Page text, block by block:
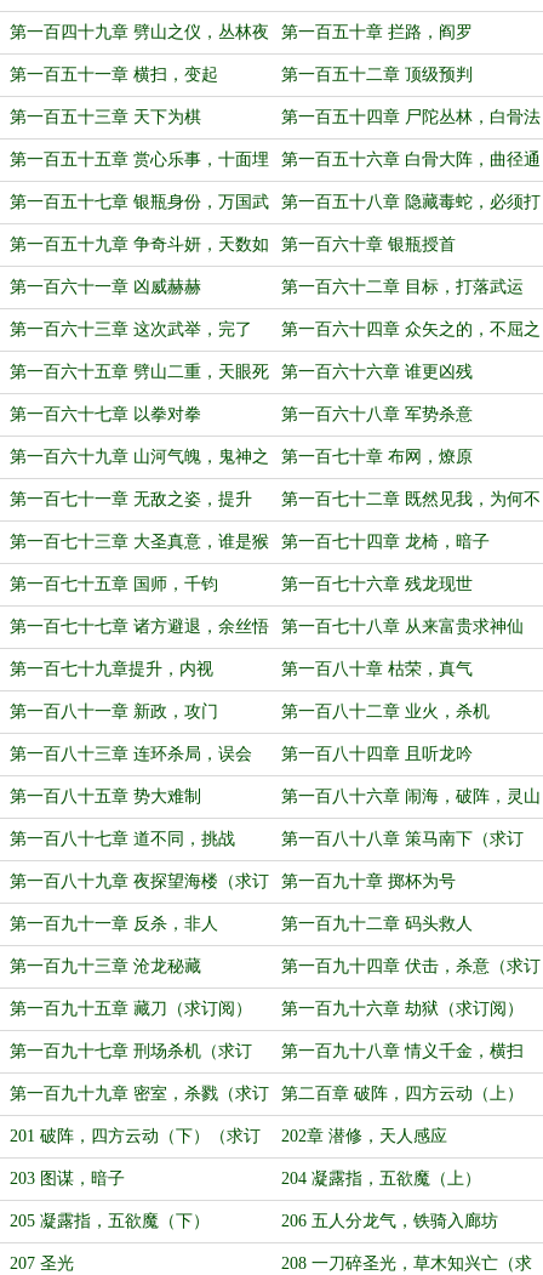
第一百四十九章 劈山之仪，丛林夜
袭
第一百五十章 拦路，阎罗
第一百五十一章 横扫，变起 第一百五十二章 顶级预判
第一百五十三章 天下为棋 第一百五十四章 尸陀丛林，白骨法
相
第一百五十五章 赏心乐事，十面埋
伏
第一百五十六章 白骨大阵，曲径通
幽
第一百五十七章 银瓶身份，万国武
争
第一百五十八章 隐藏毒蛇，必须打
死
第一百五十九章 争奇斗妍，天数如
此
第一百六十章 银瓶授首
第一百六十一章 凶威赫赫 第一百六十二章 目标，打落武运
第一百六十三章 这次武举，完了 第一百六十四章 众矢之的，不屈之
魂
第一百六十五章 劈山二重，天眼死
点
第一百六十六章 谁更凶残
第一百六十七章 以拳对拳 第一百六十八章 军势杀意
第一百六十九章 山河气魄，鬼神之
躯
第一百七十章 布网，燎原
第一百七十一章 无敌之姿，提升 第一百七十二章 既然见我，为何不
跪？
第一百七十三章 大圣真意，谁是猴
子
第一百七十四章 龙椅，暗子
第一百七十五章 国师，千钧 第一百七十六章 残龙现世
第一百七十七章 诸方避退，余丝悟
法
第一百七十八章 从来富贵求神仙
第一百七十九章提升，内视 第一百八十章 枯荣，真气
第一百八十一章 新政，攻门 第一百八十二章 业火，杀机
第一百八十三章 连环杀局，误会 第一百八十四章 且听龙吟
第一百八十五章 势大难制 第一百八十六章 闹海，破阵，灵山
第一百八十七章 道不同，挑战 第一百八十八章 策马南下（求订
阅）
第一百八十九章 夜探望海楼（求订
阅）
第一百九十章 掷杯为号
第一百九十一章 反杀，非人 第一百九十二章 码头救人
第一百九十三章 沧龙秘藏 第一百九十四章 伏击，杀意（求订
阅）
第一百九十五章 藏刀（求订阅） 第一百九十六章 劫狱（求订阅）
第一百九十七章 刑场杀机（求订
阅）
第一百九十八章 情义千金，横扫
（求订阅）
第一百九十九章 密室，杀戮（求订
阅）
第二百章 破阵，四方云动（上）
201 破阵，四方云动（下）（求订
阅）
202章 潜修，天人感应
203 图谋，暗子 204 凝露指，五欲魔（上）
205 凝露指，五欲魔（下） 206 五人分龙气，铁骑入廊坊
207 圣光 208 一刀碎圣光，草木知兴亡（求